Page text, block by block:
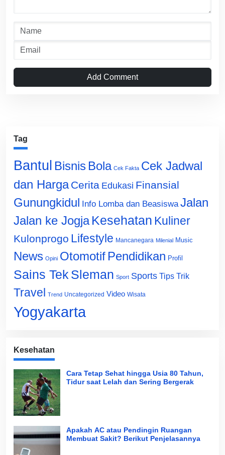
Add Comment
Tag
Bantul Bisnis Bola Cek Fakta Cek Jadwal
dan Harga Cerita Edukasi Finansial
Gunungkidul Info Lomba dan Beasiswa Jalan
Jalan ke Jogja Kesehatan Kuliner
Kulonprogo Lifestyle Mancanegara Milenial Music
News Opini Otomotif Pendidikan Profil
Sains Tek Sleman Sport Sports Tips Trik
Travel Trend Uncategorized Video Wisata
Yogyakarta
Kesehatan
Cara Tetap Sehat hingga Usia 80 Tahun,
Tidur saat Lelah dan Sering Bergerak
Apakah AC atau Pendingin Ruangan
Membuat Sakit? Berikut Penjelasannya